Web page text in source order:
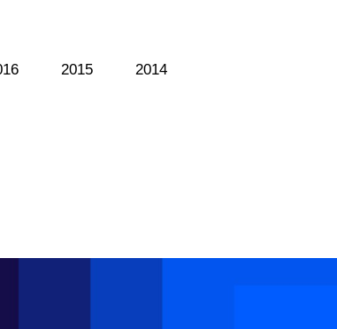
2015 2014